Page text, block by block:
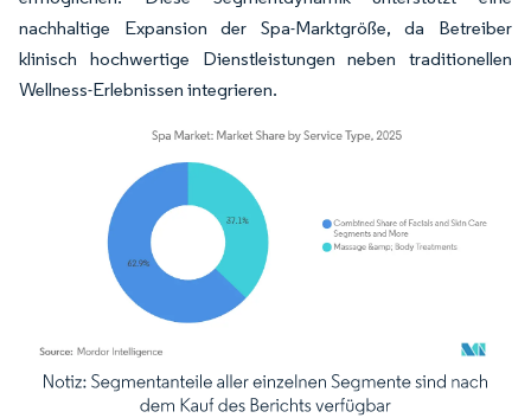
nachhaltige Expansion der Spa-Marktgröße, da Betreiber
klinisch hochwertige Dienstleistungen neben traditionellen
Wellness-Erlebnissen integrieren.
Bild © Mordor Intelligence. Wiederverwendung erfordert Namensnennung